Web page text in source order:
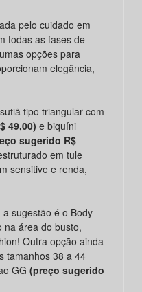
pelo cuidado em
todas as fases de
opções para
elegância,
tipo triangular com
49,00) e biquíni
sugerido R$
em tule
sensitive e renda,
sugestão é o Body
na área do busto,
Outra opção ainda
tamanhos 38 a 44
GG (preço sugerido